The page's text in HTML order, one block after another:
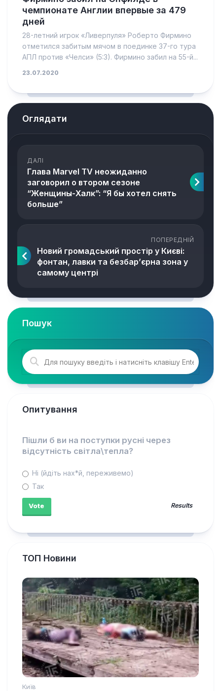
чемпионате Англии впервые за 479
дней
28-летний игрок «Ливерпуля» Роберто Фирмино
отметился забитым мячом в поединке 37-го тура
АПЛ против «Челси» (5:3). Фирмино забил на 55-й...
23.07.2020
Оглядати
ДАЛІ
Глава Marvel TV неожиданно
заговорил о втором сезоне
“Женщины-Халк”: “Я бы хотел снять
больше”
ПОПЕРЕДНІЙ
Новий громадський простір у Києві:
фонтан, лавки та безбар’єрна зона у
самому центрі
Пошук
Опитування
Пішли б ви на поступки русні через
відсутність світла\тепла?
Ні (йдіть нах*й, переживемо)
Так
Results
ТОП Новини
Київ